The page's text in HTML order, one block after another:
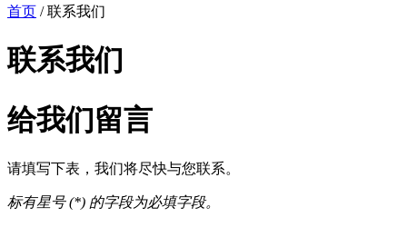
首页 / 联系我们
联系我们
给我们留言
请填写下表，我们将尽快与您联系。
标有星号 (*) 的字段为必填字段。